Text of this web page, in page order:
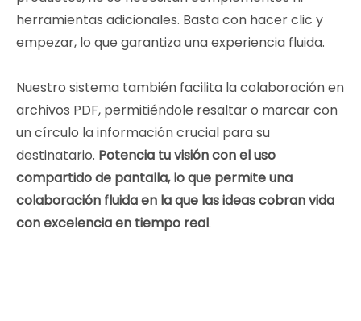
herramientas adicionales. Basta con hacer clic y
empezar, lo que garantiza una experiencia fluida.
Nuestro sistema también facilita la colaboración en
archivos PDF, permitiéndole resaltar o marcar con
un círculo la información crucial para su
destinatario. Potencia tu visión con el uso
compartido de pantalla, lo que permite una
colaboración fluida en la que las ideas cobran vida
con excelencia en tiempo real.